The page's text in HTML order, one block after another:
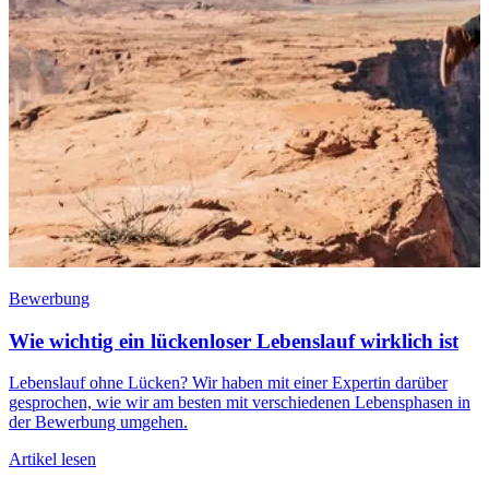
Bewerbung
Wie wichtig ein lückenloser Lebenslauf wirklich ist
Lebenslauf ohne Lücken? Wir haben mit einer Expertin darüber
gesprochen, wie wir am besten mit verschiedenen Lebensphasen in
der Bewerbung umgehen.
Artikel lesen